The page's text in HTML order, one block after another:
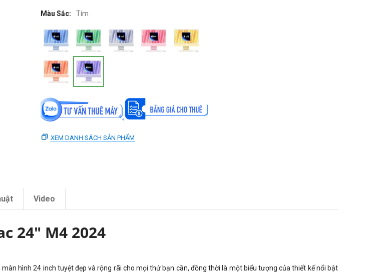
Màu Sắc: Tím
XEM DANH SÁCH SẢN PHẨM
Video
24" M4 2024
hình 24 inch tuyệt đẹp và rộng rãi cho mọi thứ bạn cần, đồng thời là một biểu tượng của thiết kế nổi bật